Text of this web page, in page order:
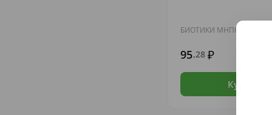
БИОТИКИ МНПК
95,28
Купить